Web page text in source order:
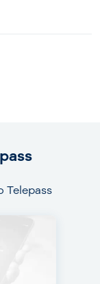
Telepass